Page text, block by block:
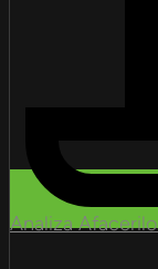
Analiza